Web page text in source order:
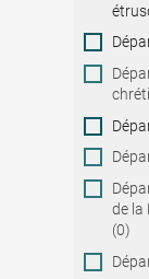
de la
(0)